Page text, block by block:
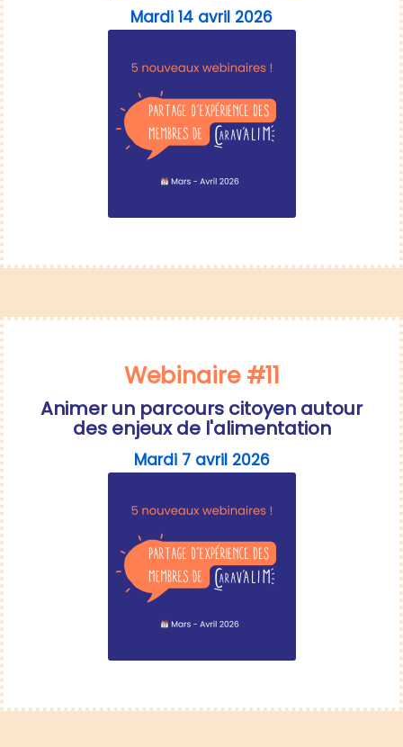
Mardi 14 avril 2026
Webinaire #11
Animer un parcours citoyen autour
des enjeux de l'alimentation
Mardi 7 avril 2026